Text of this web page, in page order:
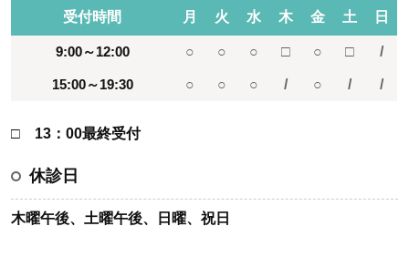
受付時間 月 火 水 木 金 土 日
9:00～12:00 ○ ○ ○ □ ○ □ /
15:00～19:30 ○ ○ ○ / ○ / /
□ 13：00最終受付
休診日
木曜午後、土曜午後、日曜、祝日